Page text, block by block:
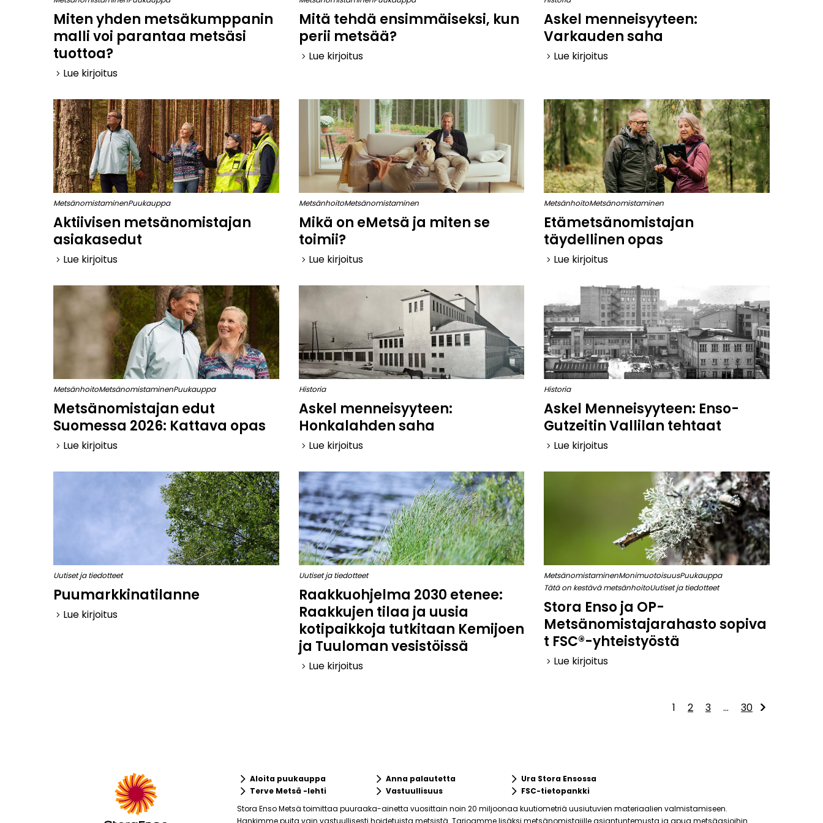
Miten yhden metsäkumppanin
malli voi parantaa metsäsi
tuottoa?
keyboard_arrow_right Lue kirjoitus
Mitä tehdä ensimmäiseksi, kun
perii metsää?
keyboard_arrow_right Lue kirjoitus
Askel menneisyyteen:
Varkauden saha
keyboard_arrow_right Lue kirjoitus
MetsänomistaminenPuukauppa
Aktiivisen metsänomistajan
asiakasedut
keyboard_arrow_right Lue kirjoitus
MetsänhoitoMetsänomistaminen
Mikä on eMetsä ja miten se
toimii?
keyboard_arrow_right Lue kirjoitus
MetsänhoitoMetsänomistaminen
Etämetsänomistajan
täydellinen opas
keyboard_arrow_right Lue kirjoitus
MetsänhoitoMetsänomistaminenPuukauppa
Metsänomistajan edut
Suomessa 2026: Kattava opas
keyboard_arrow_right Lue kirjoitus
Historia
Askel menneisyyteen:
Honkalahden saha
keyboard_arrow_right Lue kirjoitus
Historia
Askel Menneisyyteen: Enso-
Gutzeitin Vallilan tehtaat
keyboard_arrow_right Lue kirjoitus
Uutiset ja tiedotteet
Puumarkkinatilanne
keyboard_arrow_right Lue kirjoitus
Uutiset ja tiedotteet
Raakkuohjelma 2030 etenee:
Raakkujen tilaa ja uusia
kotipaikkoja tutkitaan Kemijoen
ja Tuuloman vesistöissä
keyboard_arrow_right Lue kirjoitus
MetsänomistaminenMonimuotoisuusPuukauppa
Tätä on kestävä metsänhoitoUutiset ja tiedotteet
Stora Enso ja OP-
Metsänomistajarahasto sopiva
t FSC®-yhteistyöstä
keyboard_arrow_right Lue kirjoitus
1 2 3 … 30
keyboard_arrow_rightAloita puukauppa
keyboard_arrow_rightTerve Metsä -lehti
keyboard_arrow_rightAnna palautetta
keyboard_arrow_rightVastuullisuus
keyboard_arrow_rightUra Stora Ensossa
keyboard_arrow_rightFSC-tietopankki
Stora Enso Metsä toimittaa puuraaka-ainetta vuosittain noin 20 miljoonaa kuutiometriä uusiutuvien materiaalien valmistamiseen.